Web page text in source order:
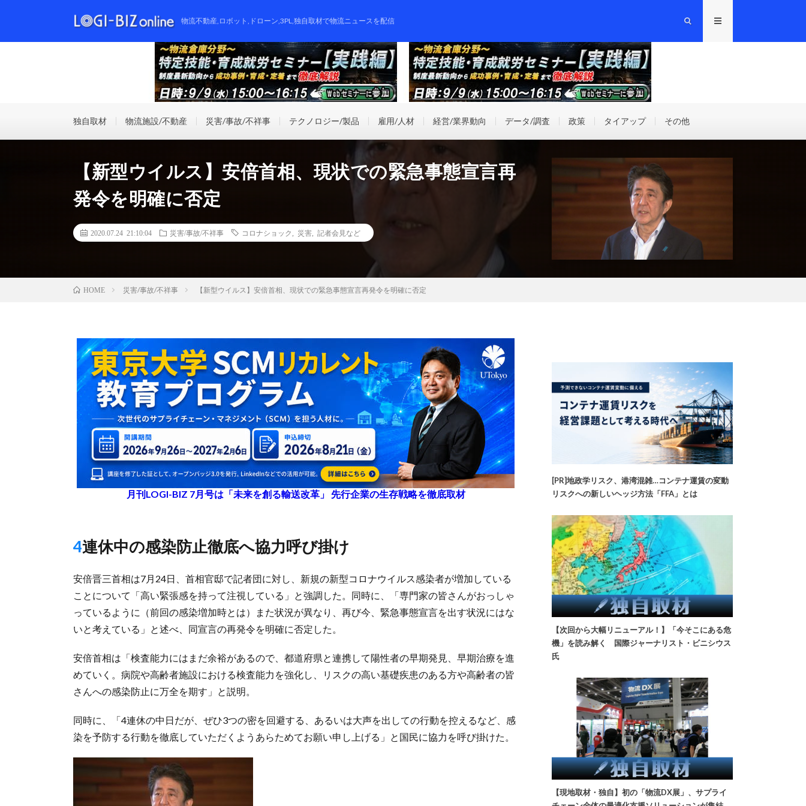
物流不動産,ロボット,ドローン,3PL,独自取材で物流ニュースを配信
独自取材 物流施設/不動産 災害/事故/不祥事 テクノロジー/製品 雇用/人材 経営/業界動向 データ/調査 政策 タイアップ その他
【新型ウイルス】安倍首相、現状での緊急事態宣言再
発令を明確に否定
2020.07.24 21:10:04 災害/事故/不祥事 コロナショック 災害 記者会見など
HOME 災害/事故/不祥事 【新型ウイルス】安倍首相、現状での緊急事態宣言再発令を明確に否定
月刊LOGI-BIZ 7月号は「未来を創る輸送改革」 先行企業の生存戦略を徹底取材
4連休中の感染防止徹底へ協力呼び掛け
安倍晋三首相は7月24日、首相官邸で記者団に対し、新規の新型コロナウイルス感染者が増加している
ことについて「高い緊張感を持って注視している」と強調した。同時に、「専門家の皆さんがおっしゃ
っているように（前回の感染増加時とは）また状況が異なり、再び今、緊急事態宣言を出す状況にはな
いと考えている」と述べ、同宣言の再発令を明確に否定した。
安倍首相は「検査能力にはまだ余裕があるので、都道府県と連携して陽性者の早期発見、早期治療を進
めていく。病院や高齢者施設における検査能力を強化し、リスクの高い基礎疾患のある方や高齢者の皆
さんへの感染防止に万全を期す」と説明。
同時に、「4連休の中日だが、ぜひ3つの密を回避する、あるいは大声を出しての行動を控えるなど、感
染を予防する行動を徹底していただくようあらためてお願い申し上げる」と国民に協力を呼び掛けた。
[PR]地政学リスク、港湾混雑…コンテナ運賃の変動
リスクへの新しいヘッジ方法「FFA」とは
【次回から大幅リニューアル！】「今そこにある危
機」を読み解く 国際ジャーナリスト・ビニシウス
氏
【現地取材・独自】初の「物流DX展」、サプライ